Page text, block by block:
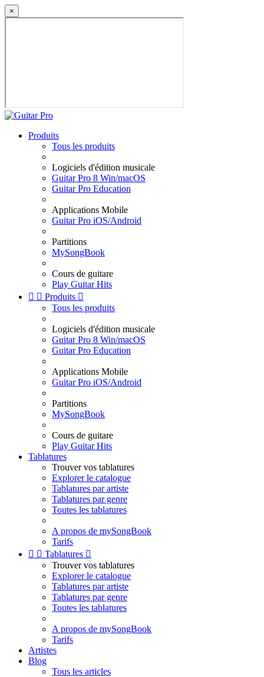
×
Produits
Tous les produits
Logiciels d'édition musicale
Guitar Pro 8 Win/macOS
Guitar Pro Education
Applications Mobile
Guitar Pro iOS/Android
Partitions
MySongBook
Cours de guitare
Play Guitar Hits
  Produits 
Tous les produits
Logiciels d'édition musicale
Guitar Pro 8 Win/macOS
Guitar Pro Education
Applications Mobile
Guitar Pro iOS/Android
Partitions
MySongBook
Cours de guitare
Play Guitar Hits
Tablatures
Trouver vos tablatures
Explorer le catalogue
Tablatures par artiste
Tablatures par genre
Toutes les tablatures
A propos de mySongBook
Tarifs
  Tablatures 
Trouver vos tablatures
Explorer le catalogue
Tablatures par artiste
Tablatures par genre
Toutes les tablatures
A propos de mySongBook
Tarifs
Artistes
Blog
Tous les articles